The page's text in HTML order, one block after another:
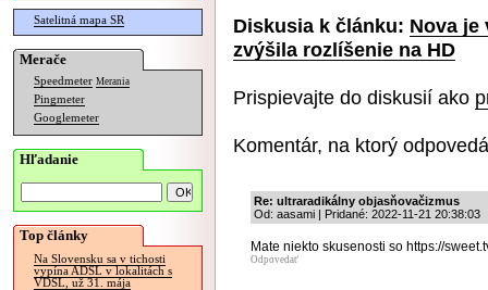
Satelitná mapa SR
Merače
Speedmeter Merania
Pingmeter
Googlemeter
Hľadanie
Top články
Na Slovensku sa v tichosti
vypína ADSL v lokalitách s
VDSL, už 31. mája
Diskusia k článku: Nova je
zvýšila rozlíšenie na HD
Prispievajte do diskusií ako
Komentár, na ktorý
Re: ultraradikálny objasňovačizmus
Od: aasami | Pridané: 2022-11-21 20:38:03
Mate niekto skusenosti so https://
Odpovedať